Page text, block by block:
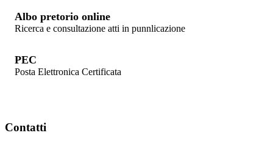
Albo pretorio online
Ricerca e consultazione atti in punnlicazione
PEC
Posta Elettronica Certificata
Contatti